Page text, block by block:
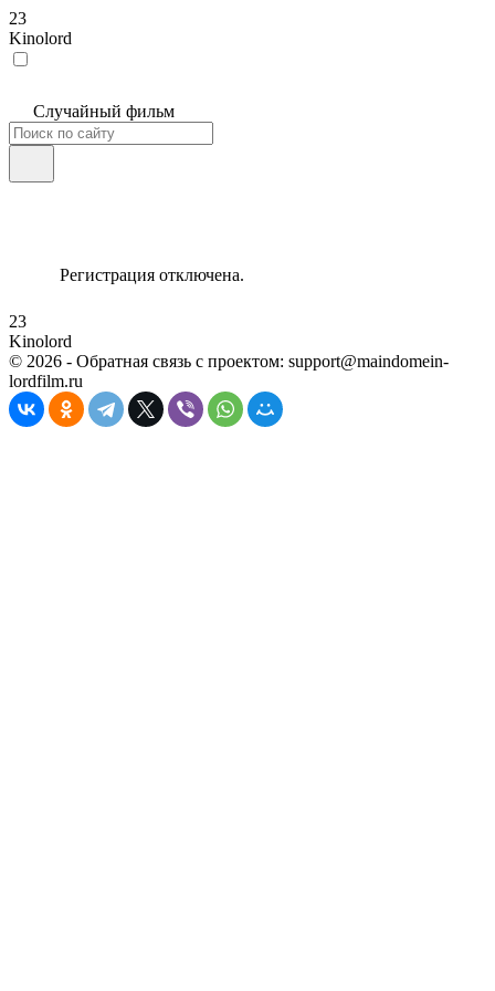
23
Kinolord
Случайный фильм
Регистрация отключена.
23
Kinolord
© 2026 - Обратная связь с проектом: support@maindomein-
lordfilm.ru